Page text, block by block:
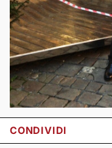
CONDIVIDI